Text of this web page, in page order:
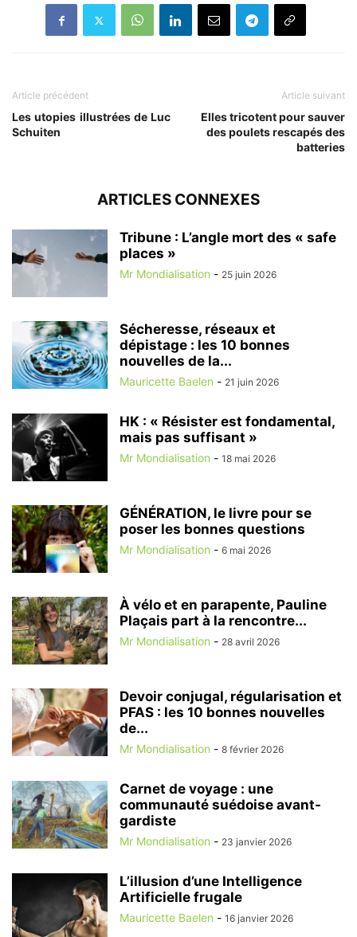
Article précédent
Les utopies illustrées de Luc
Schuiten
Article suivant
Elles tricotent pour sauver
des poulets rescapés des
batteries
ARTICLES CONNEXES
Tribune : L’angle mort des « safe
places »
Mr Mondialisation - 25 juin 2026
Sécheresse, réseaux et
dépistage : les 10 bonnes
nouvelles de la...
Mauricette Baelen - 21 juin 2026
HK : « Résister est fondamental,
mais pas suffisant »
Mr Mondialisation - 18 mai 2026
GÉNÉRATION, le livre pour se
poser les bonnes questions
Mr Mondialisation - 6 mai 2026
À vélo et en parapente, Pauline
Plaçais part à la rencontre...
Mr Mondialisation - 28 avril 2026
Devoir conjugal, régularisation et
PFAS : les 10 bonnes nouvelles
de...
Mr Mondialisation - 8 février 2026
Carnet de voyage : une
communauté suédoise avant-
gardiste
Mr Mondialisation - 23 janvier 2026
L’illusion d’une Intelligence
Artificielle frugale
Mauricette Baelen - 16 janvier 2026